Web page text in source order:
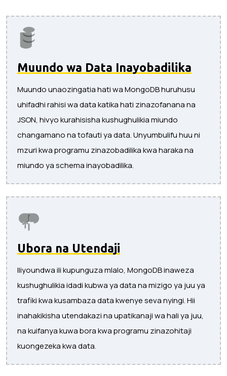
Muundo wa Data Inayobadilika
Muundo unaozingatia hati wa MongoDB huruhusu
uhifadhi rahisi wa data katika hati zinazofanana na
JSON, hivyo kurahisisha kushughulikia miundo
changamano na tofauti ya data. Unyumbulifu huu ni
mzuri kwa programu zinazobadilika kwa haraka na
miundo ya schema inayobadilika.
Ubora na Utendaji
Iliyoundwa ili kupunguza mlalo, MongoDB inaweza
kushughulikia idadi kubwa ya data na mizigo ya juu ya
trafiki kwa kusambaza data kwenye seva nyingi. Hii
inahakikisha utendakazi na upatikanaji wa hali ya juu,
na kuifanya kuwa bora kwa programu zinazohitaji
kuongezeka kwa data.